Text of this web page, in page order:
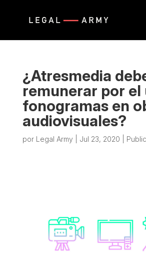
¿Atresmedia
remunerar por el
fonogramas en
audiovisuales?
por Legal Army Jul 23, 2020